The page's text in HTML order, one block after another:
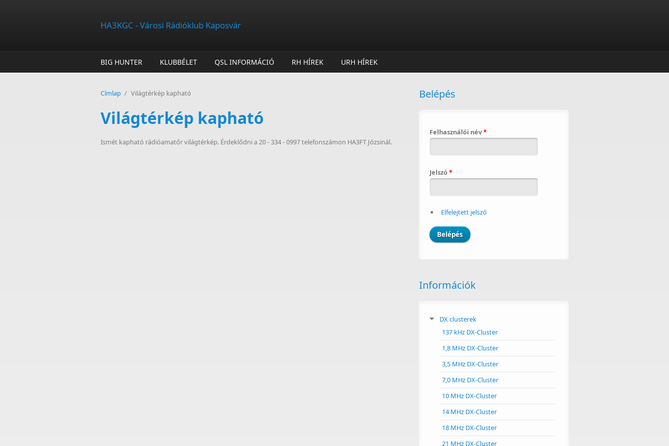
HA3KGC - Városi Rádióklub Kaposvár
BIG HUNTER KLUBBÉLET QSL INFORMÁCIÓ RH HÍREK URH HÍREK
Címlap / Világtérkép kapható
Világtérkép kapható
Ismét kapható rádióamatőr világtérkép. Érdeklődni a 20 - 334 - 0997 telefonszámon HA3FT Józsinál.
Belépés
Felhasználói név*
Jelszó*
Elfelejtett jelszó
Információk
DX clusterek
137 kHz DX-Cluster
1,8 MHz DX-Cluster
3,5 MHz DX-Cluster
7,0 MHz DX-Cluster
10 MHz DX-Cluster
14 MHz DX-Cluster
18 MHz DX-Cluster
21 MHz DX-Cluster